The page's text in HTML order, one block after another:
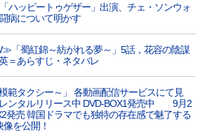
ハッピートゥゲザー」出演、チェ・ソンウォ
病について明かす
「蜀紅錦～紡がれる夢～」5話，花容の陰謀
＝あらすじ・ネタバレ
範タクシー～」 各動画配信サービスにて見
ンタルリリース中 DVD-BOX1発売中 9月2
発売 韓国ドラマでも独特の存在感で魅了する
を公開！